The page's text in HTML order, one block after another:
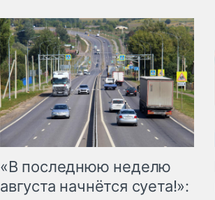
«В последнюю неделю
августа начнётся суета!»: